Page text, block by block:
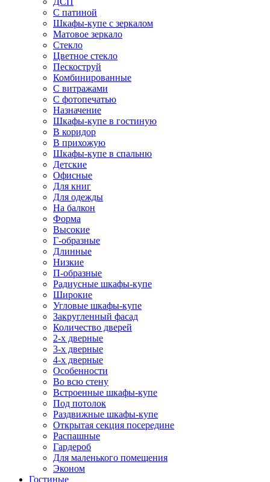
С патиной
Шкафы-купе с зеркалом
Матовое зеркало
Стекло
Цветное стекло
Пескоструй
Комбинированные
С витражами
С фотопечатью
Назначение
Шкафы-купе в гостиную
В коридор
В прихожую
Шкафы-купе в спальню
Детские
Офисные
Для книг
Для одежды
На балкон
Форма
Высокие
Г-образные
Длинные
Низкие
П-образные
Радиусные шкафы-купе
Широкие
Угловые шкафы-купе
Закругленный фасад
Количество дверей
2-х дверные
3-х дверные
4-х дверные
Особенности
Во всю стену
Встроенные шкафы-купе
Под потолок
Раздвижные шкафы-купе
Открытая секция посередине
Распашные
Гардероб
Для маленького помещения
Эконом
Гостиные